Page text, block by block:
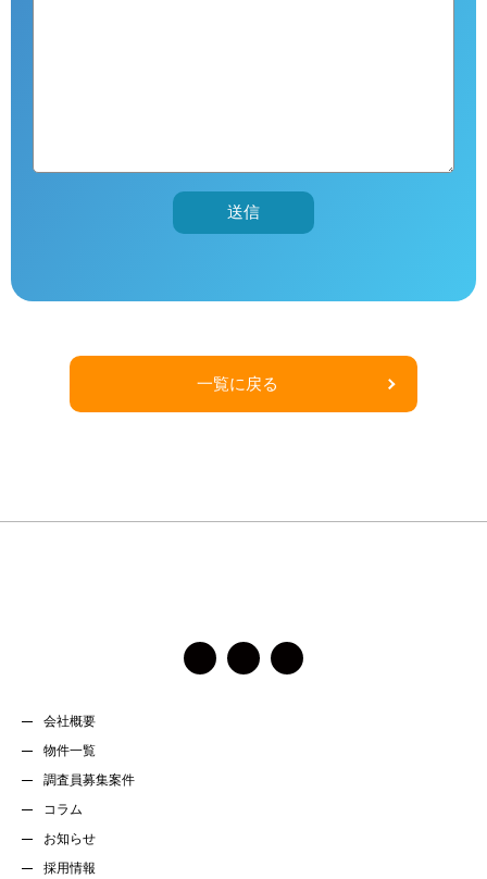
し
一覧に戻る
会社概要
物件一覧
調査員募集案件
コラム
お知らせ
採用情報